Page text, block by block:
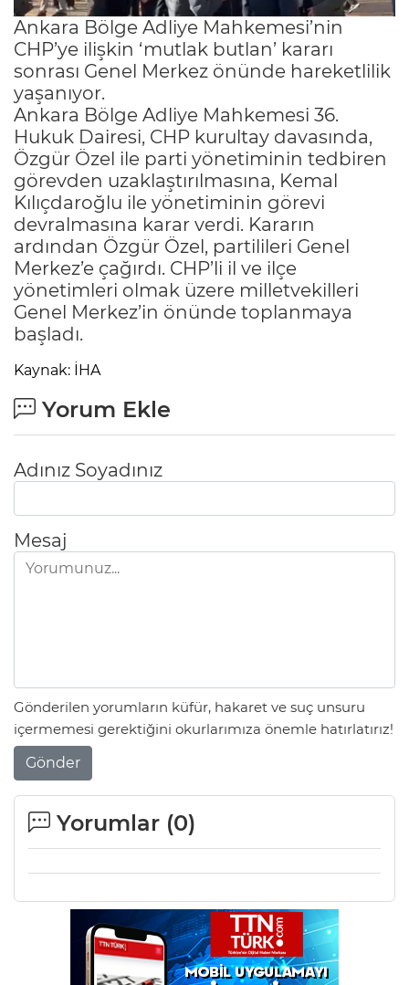
Ankara Bölge Adliye Mahkemesi’nin
CHP’ye ilişkin ‘mutlak butlan’ kararı
sonrası Genel Merkez önünde hareketlilik
yaşanıyor.
Ankara Bölge Adliye Mahkemesi 36.
Hukuk Dairesi, CHP kurultay davasında,
Özgür Özel ile parti yönetiminin tedbiren
görevden uzaklaştırılmasına, Kemal
Kılıçdaroğlu ile yönetiminin görevi
devralmasına karar verdi. Kararın
ardından Özgür Özel, partilileri Genel
Merkez’e çağırdı. CHP’li il ve ilçe
yönetimleri olmak üzere milletvekilleri
Genel Merkez’in önünde toplanmaya
başladı.
Kaynak: İHA
Yorum Ekle
Adınız Soyadınız
Mesaj
Gönderilen yorumların küfür, hakaret ve suç unsuru
içermemesi gerektiğini okurlarımıza önemle hatırlatırız!
Gönder
Yorumlar (0)